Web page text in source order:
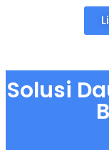
Solusi